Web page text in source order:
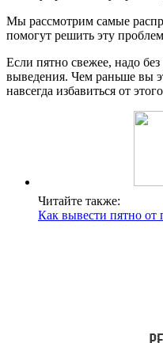
Мы рассмотрим самые
помогут решить эту
Если пятно свежее, надо
выведения. Чем раньше вы
навсегда избавиться от
Читайте также:
Как вывести пятно